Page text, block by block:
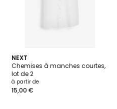
NEXT
Chemises à manches courtes,
lot de 2
à partir de
15,00 €
2
Couleurs